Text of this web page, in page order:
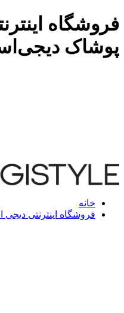
فروشگاه
پوشاک
خانه
فروشگاه اینترنتی دیجی